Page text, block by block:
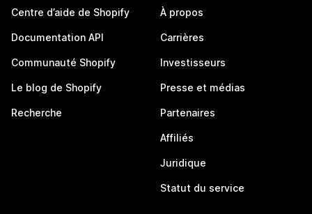
Centre d’aide de Shopify
Documentation API
Communauté Shopify
Le blog de Shopify
Recherche
À propos
Carrières
Investisseurs
Presse et médias
Partenaires
Affiliés
Juridique
Statut du service